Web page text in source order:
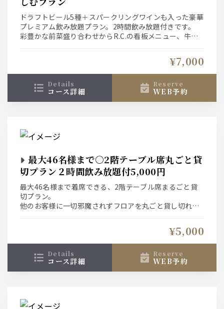
ドラフトビール5種＋スパークリングワインも入った豪華
プレミアム飲み放題プラン。2時間飲み放題付きです。
彩豊かな前菜盛り合わせからR.C.の看板メニュー、牛サ
¥7,000
details
コース詳細
reserve
WEB予約
最大46名様まで○2階テーブル席丸ごと貸
切プラン２時間飲み放題付5,000円
最大46名様まで着席できる、2階テーブル席まるごと貸
切プラン。
他のお客様に一切邪魔されずフロアを丸ごと貸し切れま
ースのペンネ】を楽しめる人気プラン！豪華アペタイザ
ー盛り合わせも♪2時間飲み放題付きのお得なコースで
¥5,000
details
コース詳細
reserve
WEB予約